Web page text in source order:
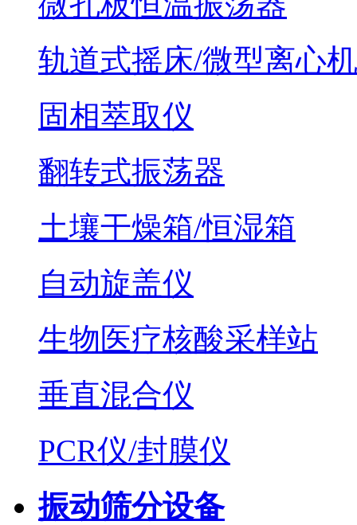
轨道式摇床/微型离心机
固相萃取仪
翻转式振荡器
土壤干燥箱/恒湿箱
自动旋盖仪
生物医疗核酸采样站
垂直混合仪
PCR仪/封膜仪
振动筛分设备